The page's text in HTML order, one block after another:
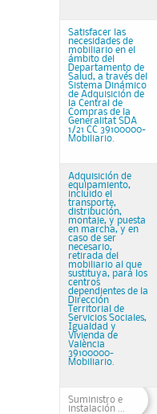
Satisfacer las
necesidades de
mobiliario en el
ámbito del
Departamento de
Salud, a través del
Sistema Dinámico
de Adquisición de
la Central de
Compras de la
Generalitat SDA
1/21 CC 39100000-
Mobiliario.
Adquisición de
equipamiento,
incluido el
transporte,
distribución,
montaje, y puesta
en marcha, y en
caso de ser
necesario,
retirada del
mobiliario al que
sustituya, para los
centros
dependientes de la
Dirección
Territorial de
Servicios Sociales,
Igualdad y
Vivienda de
València
39100000-
Mobiliario.
Suministro e
instalación ...